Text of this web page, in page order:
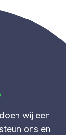
wij een
ons en